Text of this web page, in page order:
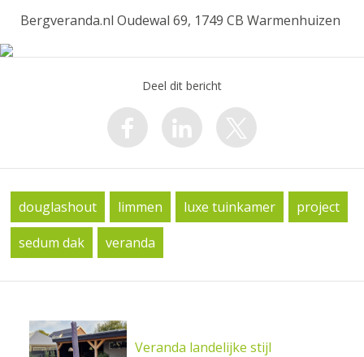
Bergveranda.nl Oudewal 69, 1749 CB Warmenhuizen
Deel dit bericht
douglashout limmen luxe tuinkamer
project
sedum dak
veranda
Veranda landelijke stijl